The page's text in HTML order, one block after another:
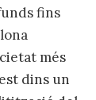
fins
més
dins un